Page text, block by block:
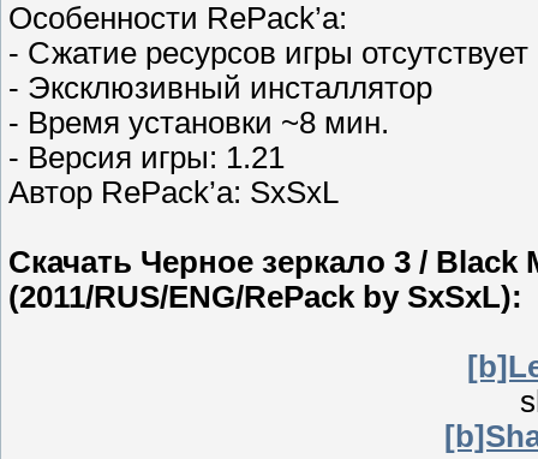
Особенности RePack’a:
- Сжатие ресурсов игры отсутствует
- Эксклюзивный инсталлятор
- Время установки ~8 мин.
- Версия игры: 1.21
Автор RePack’a: SxSxL
Скачать Черное зеркало 3 / Black
(2011/RUS/ENG/RePack by SxSxL):